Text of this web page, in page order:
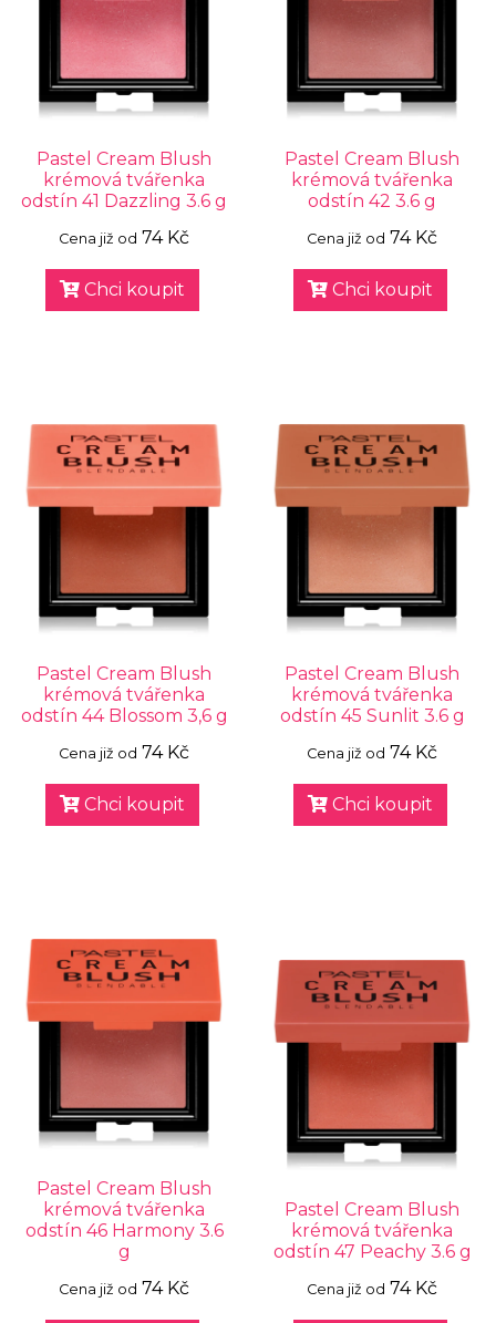
Pastel Cream Blush
krémová tvářenka
odstín 41 Dazzling 3.6 g
Cena již od 74 Kč
Chci koupit
Pastel Cream Blush
krémová tvářenka
odstín 42 3.6 g
Cena již od 74 Kč
Chci koupit
Pastel Cream Blush
krémová tvářenka
odstín 44 Blossom 3,6 g
Cena již od 74 Kč
Chci koupit
Pastel Cream Blush
krémová tvářenka
odstín 45 Sunlit 3.6 g
Cena již od 74 Kč
Chci koupit
Pastel Cream Blush
krémová tvářenka
odstín 46 Harmony 3.6
g
Cena již od 74 Kč
Pastel Cream Blush
krémová tvářenka
odstín 47 Peachy 3.6 g
Cena již od 74 Kč